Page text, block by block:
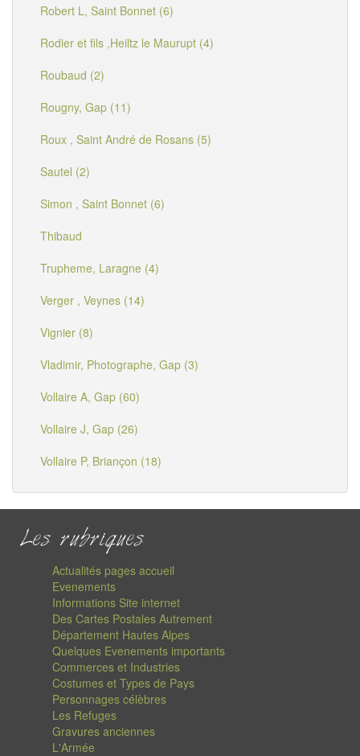
Robert L, Saint Bonnet (6)
Rodier et fils ,Heiltz le Maurupt (4)
Roubaud (2)
Rougny, Gap (11)
Roux , Saint André de Rosans (5)
Sautel (2)
Simon , Saint Bonnet (6)
Thibaud
Trupheme, Laragne (4)
Verger , Veynes (14)
Vignier (8)
Vladimir, Photographe, Gap (3)
Vollaire A, Gap (60)
Vollaire J, Gap (26)
Vollaire P, Briançon (18)
Les rubriques
Actualités pages accueil
Evenements
Informations Site internet
Des Cartes Postales Autrement
Département Hautes Alpes
Quelques Evenements importants
Commerces et Industries
Costumes et Types de Pays
Personnages célèbres
Les Refuges
Gravures anciennes
L'Armée